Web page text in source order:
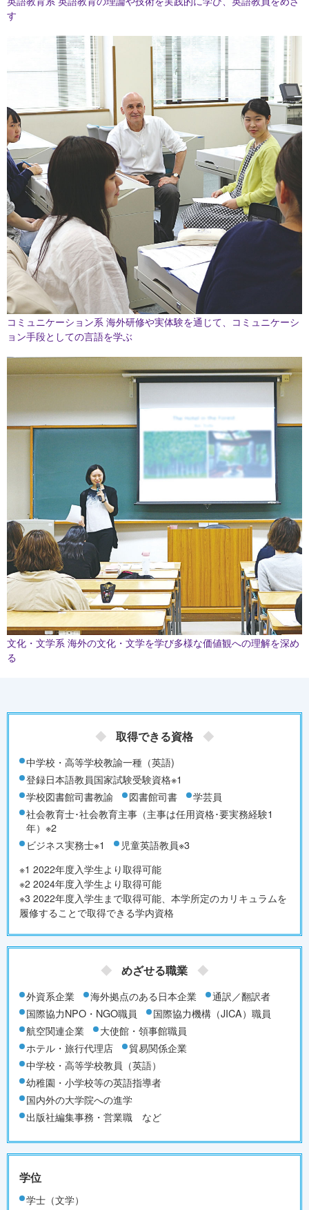
す
コミュニケーション系 海外研修や実体験を通じて、コミュニケーシ
ョン手段としての言語を学ぶ
文化・文学系 海外の文化・文学を学び多様な価値観への理解を深め
る
取得できる資格
中学校・高等学校教諭一種（英語)
登録日本語教員国家試験受験資格※1
学校図書館司書教諭
図書館司書
学芸員
社会教育士･社会教育主事（主事は任用資格･要実務経験1
年）※2
ビジネス実務士※1
児童英語教員※3
※1 2022年度入学生より取得可能
※2 2024年度入学生より取得可能
※3 2022年度入学生まで取得可能、本学所定のカリキュラムを
履修することで取得できる学内資格
めざせる職業
外資系企業 海外拠点のある日本企業
通訳／翻訳者
国際協力NPO・NGO職員
国際協力機構（JICA）職員
航空関連企業
大使館・領事館職員
ホテル・旅行代理店
貿易関係企業
中学校・高等学校教員（英語）
幼稚園・小学校等の英語指導者
国内外の大学院への進学
出版社編集事務・営業職 など
学位
学士（文学）